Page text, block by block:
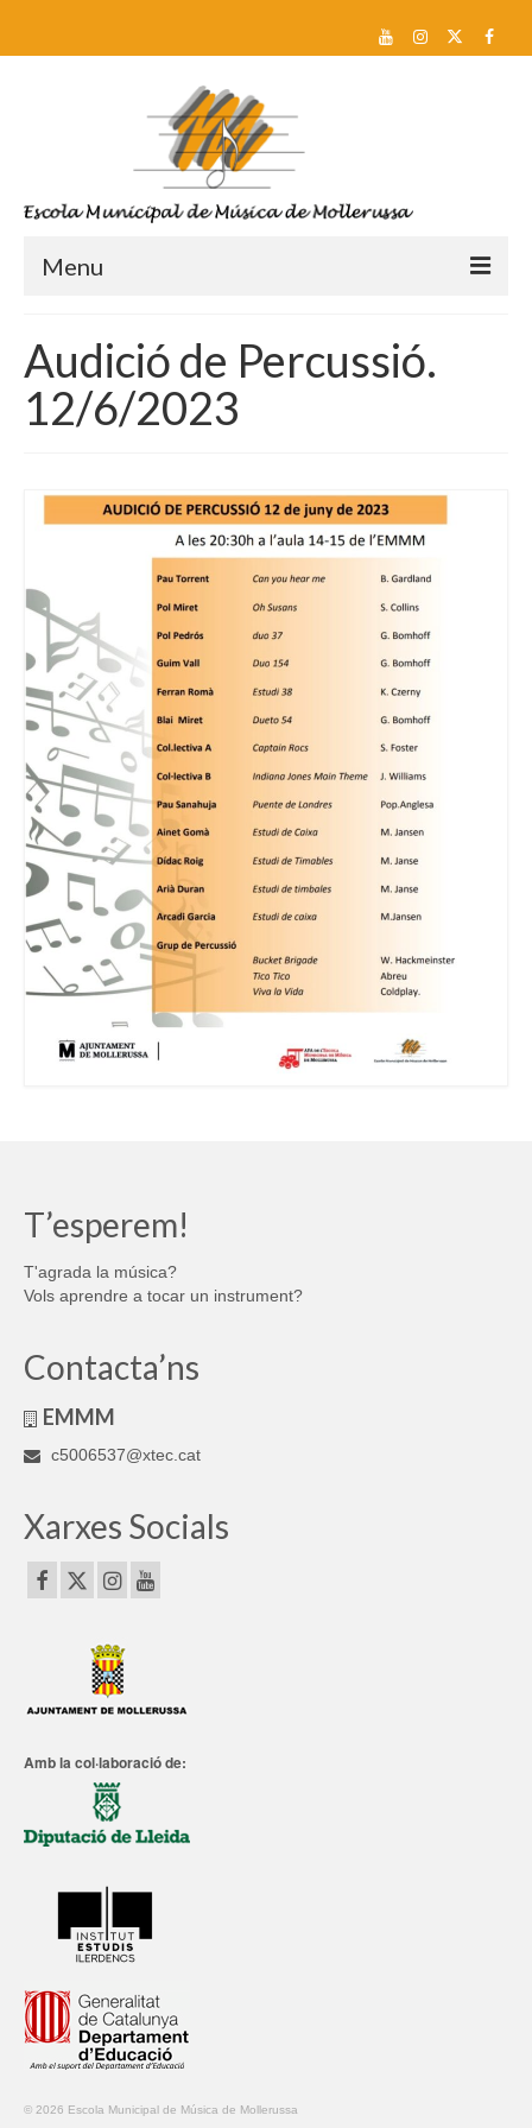
Menu
Escola
Sobre nosaltres
Pla d’estudis
Consell Escolar
Documentació
AFA
Lloguer d’instruments
Taxes
Activitats
Horaris
Horaris curs 2026/2027
Audició de Percussió.
12/6/2023
T’esperem!
T'agrada la música?
Vols aprendre a tocar un instrument?
Contacta’ns
EMMM
c5006537@xtec.cat
Xarxes Socials
Amb la col·laboració de:
© 2026 Escola Municipal de Música de Mollerussa